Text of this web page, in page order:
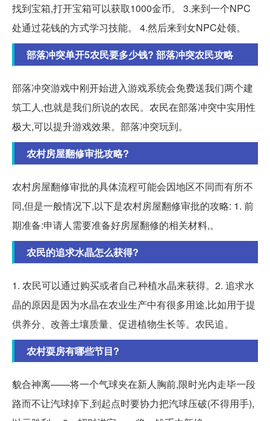
找到宝箱,打开宝箱可以获取1000金币。 3.来到一个NPC
处通过花钱的方式学习技能。 4.然后来到女NPC处领。
部落冲突单开5农民要多少钱? 部落冲突农民攻略
部落冲突游戏中刚开始进入游戏系统会免费送我们两个建
筑工人,也就是我们所说的农民。农民在部落冲突中实用性
极大,可以提升游戏效果。部落冲突玩到。
农村房屋翻修审批攻略?
农村房屋翻修审批的具体流程可能会因地区不同而有所不
同,但是一般情况下,以下是农村房屋翻修审批的攻略: 1. 前
期准备:申请人需要准备好房屋翻修的相关材料,。
农民的追求水晶怎么获得?
1. 农民可以通过购买或者自己种植水晶来获得。2. 追求水
晶的原因是因为水晶在农业生产中有很多用途,比如用于提
供养分、改善土壤质量、促进植物生长等。农民追。
农村耍房有哪些节目?
貌合神离——将一个气球夹在新人胸前,限时光内走毕一段
路而不让汽球掉下,到起点时要协力把汽球压破(不得用手),